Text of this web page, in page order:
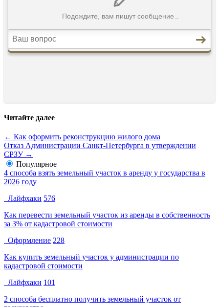
Читайте далее
← Как оформить реконструкцию жилого дома
Отказ Администрации Санкт-Петербурга в утверждении
СРЗУ →
Популярное
4 способа взять земельный участок в аренду у государства в
2026 году
Лайфхаки 576
Как перевести земельный участок из аренды в собственность
за 3% от кадастровой стоимости
Оформление 228
Как купить земельный участок у администрации по
кадастровой стоимости
Лайфхаки 101
2 способа бесплатно получить земельный участок от